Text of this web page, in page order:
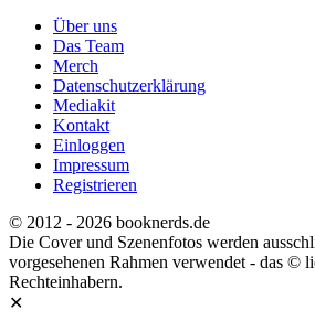
Über uns
Das Team
Merch
Datenschutzerklärung
Mediakit
Kontakt
Einloggen
Impressum
Registrieren
© 2012 - 2026 booknerds.de
Die Cover und Szenenfotos werden
vorgesehenen Rahmen verwendet - das ©
Rechteinhabern.
✕